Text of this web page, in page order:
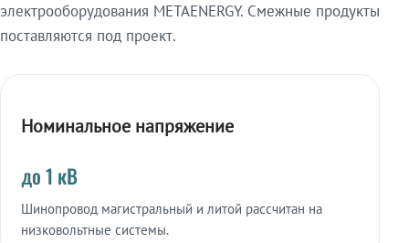
электрооборудования METAENERGY. Смежные продукты
поставляются под проект.
Номинальное напряжение
до 1 кВ
Шинопровод магистральный и литой рассчитан на
низковольтные системы.